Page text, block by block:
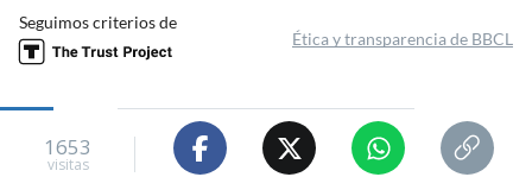
Seguimos criterios de
Ética y transparencia de BBCL
1653
visitas